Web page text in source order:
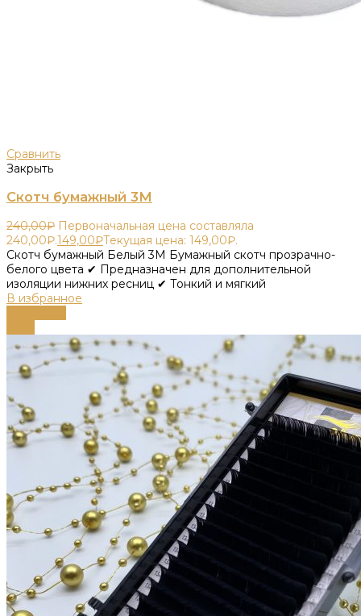
Сравнить
Закрыть
Скотч бумажный 3М
240,00₽ Первоначальная цена составляла
240,00₽.149,00₽Текущая цена: 149,00₽.
Скотч бумажный Белый 3М Бумажный скотч прозрачно-
белого цвета ✔ Предназначен для дополнительной
изоляции нижних ресниц ✔ Тонкий и мягкий
В избранное